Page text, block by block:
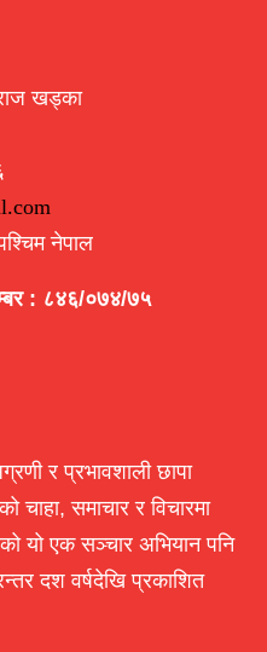
खड्का
नेपाल
: ८४६/०७४/७५
र प्रभावशाली छापा
चाहा, समाचार र विचारमा
यो एक सञ्चार अभियान पनि
दश वर्षदेखि प्रकाशित